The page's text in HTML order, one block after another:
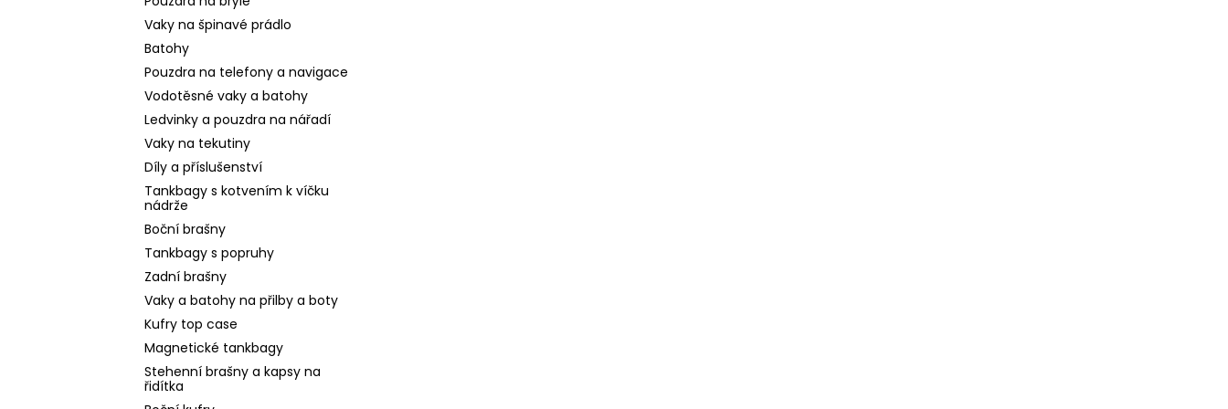
Vaky na špinavé prádlo
Batohy
Pouzdra na telefony a navigace
Vodotěsné vaky a batohy
Ledvinky a pouzdra na nářadí
Vaky na tekutiny
Díly a příslušenství
Tankbagy s kotvením k víčku
nádrže
Boční brašny
Tankbagy s popruhy
Zadní brašny
Vaky a batohy na přilby a boty
Kufry top case
Magnetické tankbagy
Stehenní brašny a kapsy na
řidítka